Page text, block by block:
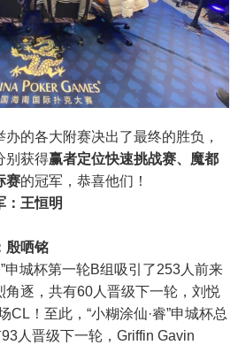
的各大附赛决出了最终的胜负，
别获得赢者定位快速挑战赛、魔都
赛的冠军，恭喜他们！
：王恒明
殷哂铭
申城杯第一轮B组吸引了253人前来
角逐，共有60人晋级下一轮，刘悦
CL！至此，“小糊涂仙·睿”申城杯总
人晋级下一轮，Griffin Gavin